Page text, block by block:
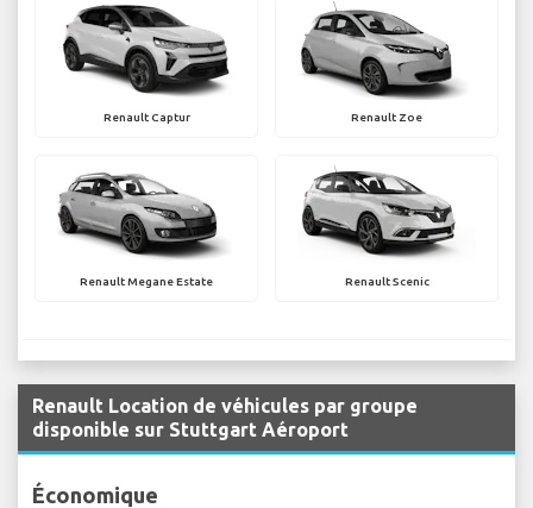
Renault Captur Renault Zoe
Renault Megane Estate Renault Scenic
Renault Location de véhicules par groupe
disponible sur Stuttgart Aéroport
Économique